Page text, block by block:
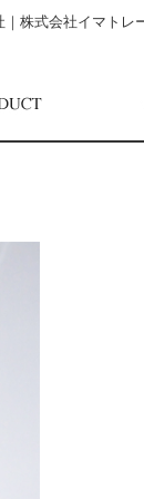
株式会社イマトレ